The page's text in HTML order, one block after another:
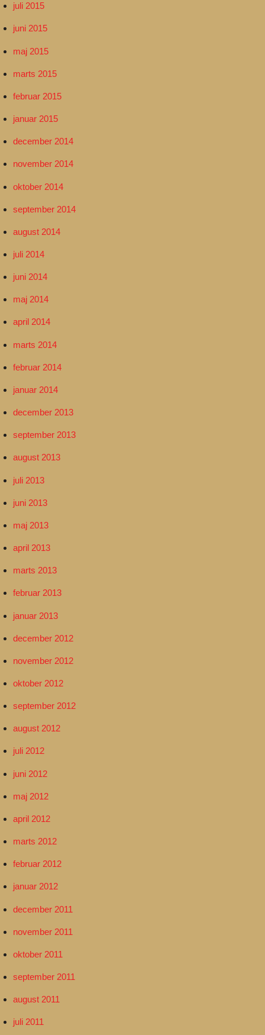
juli 2015
juni 2015
maj 2015
marts 2015
februar 2015
januar 2015
december 2014
november 2014
oktober 2014
september 2014
august 2014
juli 2014
juni 2014
maj 2014
april 2014
marts 2014
februar 2014
januar 2014
december 2013
september 2013
august 2013
juli 2013
juni 2013
maj 2013
april 2013
marts 2013
februar 2013
januar 2013
december 2012
november 2012
oktober 2012
september 2012
august 2012
juli 2012
juni 2012
maj 2012
april 2012
marts 2012
februar 2012
januar 2012
december 2011
november 2011
oktober 2011
september 2011
august 2011
juli 2011